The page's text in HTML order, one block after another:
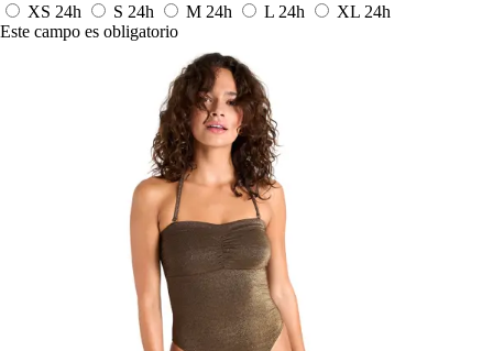
XS 24h S 24h M 24h L 24h XL 24h
Este campo es obligatorio